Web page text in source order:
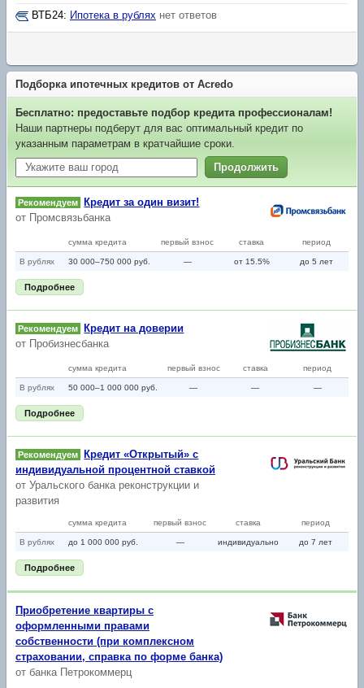
ВТБ24: Ипотека в рублях нет ответов
Подборка ипотечных кредитов от Acredo
Бесплатно: предоставьте подбор кредита профессионалам!
Наши партнеры подберут для вас оптимальный кредит по
указанным параметрам в кратчайшие сроки.
Продолжить
Рекомендуем
Кредит за один визит!
от
Промсвязьбанка
сумма кредита первый взнос ставка период
В рублях 30 000–750 000 руб. — от 15.5% до 5 лет
Подробнее
Рекомендуем
Кредит на доверии
от
Пробизнесбанка
сумма кредита первый взнос ставка период
В рублях 50 000–1 000 000 руб. — — —
Подробнее
Рекомендуем
Кредит «Открытый» с
индивидуальной процентной ставкой
от Уральского банка реконструкции и
развития
сумма кредита первый взнос ставка период
В рублях до 1 000 000 руб. — индивидуально до 7 лет
Подробнее
Приобретение квартиры с
оформленными правами
собственности (при комплексном
страховании, справка по форме банка)
от банка Петрокоммерц